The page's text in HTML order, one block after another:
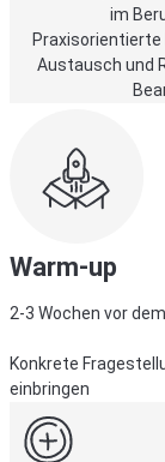
im
Austausch und
Warm-up
2-3 Wochen vor
Konkrete
einbringen